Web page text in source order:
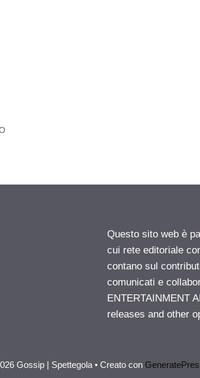
Questo sito web è
cui rete editoriale
contano sul
comunicati e
ENTERTAINMENT
releases and other
Gossip | Spettegola • Creato con